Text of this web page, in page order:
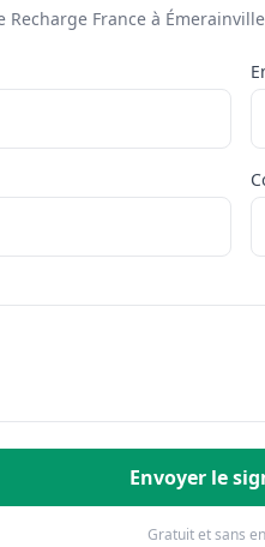
France à
Envoyer le
Gratuit et sans